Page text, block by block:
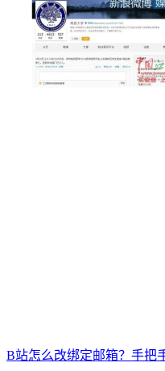
B站怎么改绑定邮箱？手把